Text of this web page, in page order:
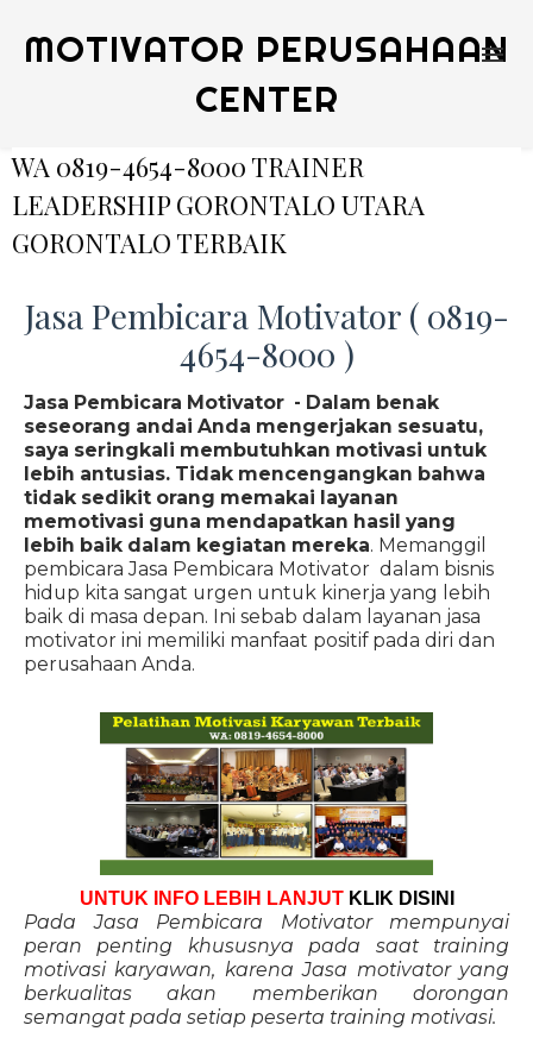
MOTIVATOR PERUSAHAAN
CENTER
WA 0819-4654-8000 TRAINER
LEADERSHIP GORONTALO UTARA
GORONTALO TERBAIK
Jasa Pembicara Motivator ( 0819-
4654-8000 )
Jasa Pembicara Motivator - Dalam benak
seseorang andai Anda mengerjakan sesuatu,
saya seringkali membutuhkan motivasi untuk
lebih antusias. Tidak mencengangkan bahwa
tidak sedikit orang memakai layanan
memotivasi guna mendapatkan hasil yang
lebih baik dalam kegiatan mereka. Memanggil
pembicara Jasa Pembicara Motivator dalam bisnis
hidup kita sangat urgen untuk kinerja yang lebih
baik di masa depan. Ini sebab dalam layanan jasa
motivator ini memiliki manfaat positif pada diri dan
perusahaan Anda.
UNTUK INFO LEBIH LANJUT KLIK DISINI
Pada Jasa Pembicara Motivator mempunyai
peran penting khususnya pada saat training
motivasi karyawan, karena Jasa motivator yang
berkualitas akan memberikan dorongan
semangat pada setiap peserta training motivasi.